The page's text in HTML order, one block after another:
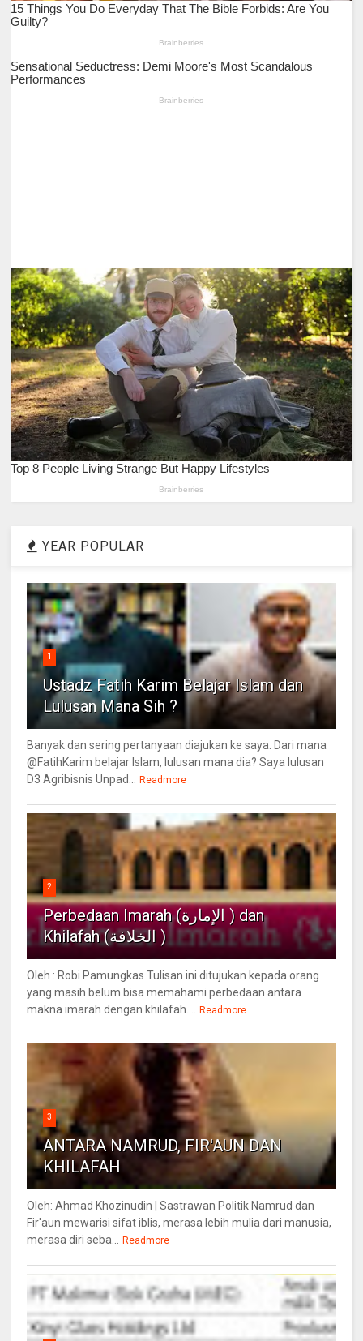
YEAR POPULAR
1
Ustadz Fatih Karim Belajar Islam dan
Lulusan Mana Sih ?
Banyak dan sering pertanyaan diajukan ke saya. Dari mana
@FatihKarim belajar Islam, lulusan mana dia? Saya lulusan
D3 Agribisnis Unpad...
Readmore
2
Perbedaan Imarah (الإمارة ) dan
Khilafah (الخلافة )
Oleh : Robi Pamungkas Tulisan ini ditujukan kepada orang
yang masih belum bisa memahami perbedaan antara
makna imarah dengan khilafah....
Readmore
3
ANTARA NAMRUD, FIR'AUN DAN
KHILAFAH
Oleh: Ahmad Khozinudin | Sastrawan Politik Namrud dan
Fir'aun mewarisi sifat iblis, merasa lebih mulia dari manusia,
merasa diri seba...
Readmore